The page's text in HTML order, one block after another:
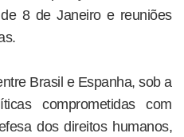
8 de Janeiro e reuniões
Brasil e Espanha, sob a
comprometidas com
dos direitos humanos,